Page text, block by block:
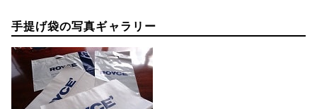
手提げ袋の写真ギャラリー